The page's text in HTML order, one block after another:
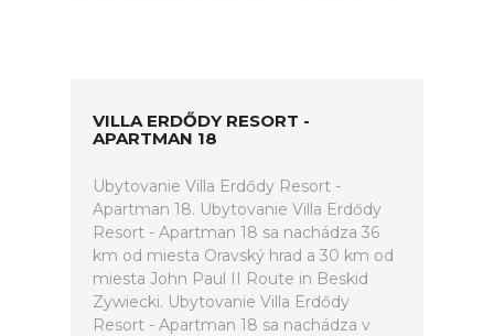
VILLA ERDŐDY RESORT -
APARTMAN 18
Ubytovanie Villa Erdődy Resort -
Apartman 18. Ubytovanie Villa Erdődy
Resort - Apartman 18 sa nachádza 36
km od miesta Oravský hrad a 30 km od
miesta John Paul II Route in Beskid
Zywiecki. Ubytovanie Villa Erdődy
Resort - Apartman 18 sa nachádza v